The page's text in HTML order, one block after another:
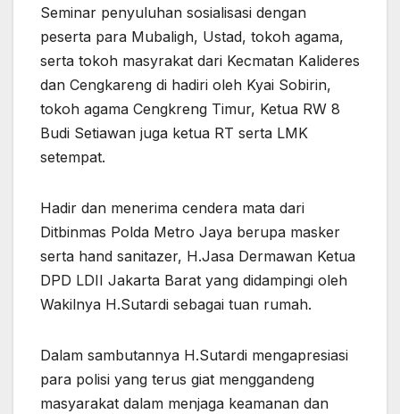
Seminar penyuluhan sosialisasi dengan
peserta para Mubaligh, Ustad, tokoh agama,
serta tokoh masyrakat dari Kecmatan Kalideres
dan Cengkareng di hadiri oleh Kyai Sobirin,
tokoh agama Cengkreng Timur, Ketua RW 8
Budi Setiawan juga ketua RT serta LMK
setempat.
Hadir dan menerima cendera mata dari
Ditbinmas Polda Metro Jaya berupa masker
serta hand sanitazer, H.Jasa Dermawan Ketua
DPD LDII Jakarta Barat yang didampingi oleh
Wakilnya H.Sutardi sebagai tuan rumah.
Dalam sambutannya H.Sutardi mengapresiasi
para polisi yang terus giat menggandeng
masyarakat dalam menjaga keamanan dan